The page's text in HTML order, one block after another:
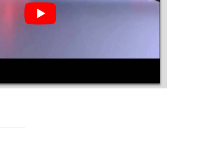
MÁQUINA DE CORTE A LASER PARA
ACRÍLICO PREÇO
BORRACHA